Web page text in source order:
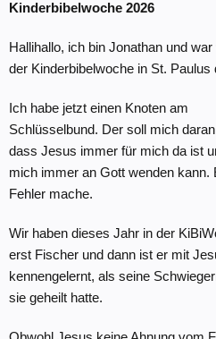
Kinderbibelwoche 2026
Hallihallo, ich bin Jonathan und
der Kinderbibelwoche in St. Paulus
Ich habe jetzt einen Knoten am
Schlüsselbund. Der soll mich
dass Jesus immer für mich da ist
mich immer an Gott wenden kann.
Fehler mache.
Wir haben dieses Jahr in der
erst Fischer und dann ist er mit
kennengelernt, als seine
sie geheilt hatte.